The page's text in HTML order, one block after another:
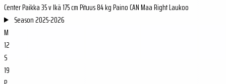
CenterPaikka35 vIkä175 cmPituus84 kgPainoCANMaaRightLaukoo
Season2025-2026
M
12
S
19